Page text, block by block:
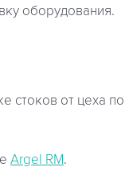
оборудования.
стоков от цеха по
Argel RM.